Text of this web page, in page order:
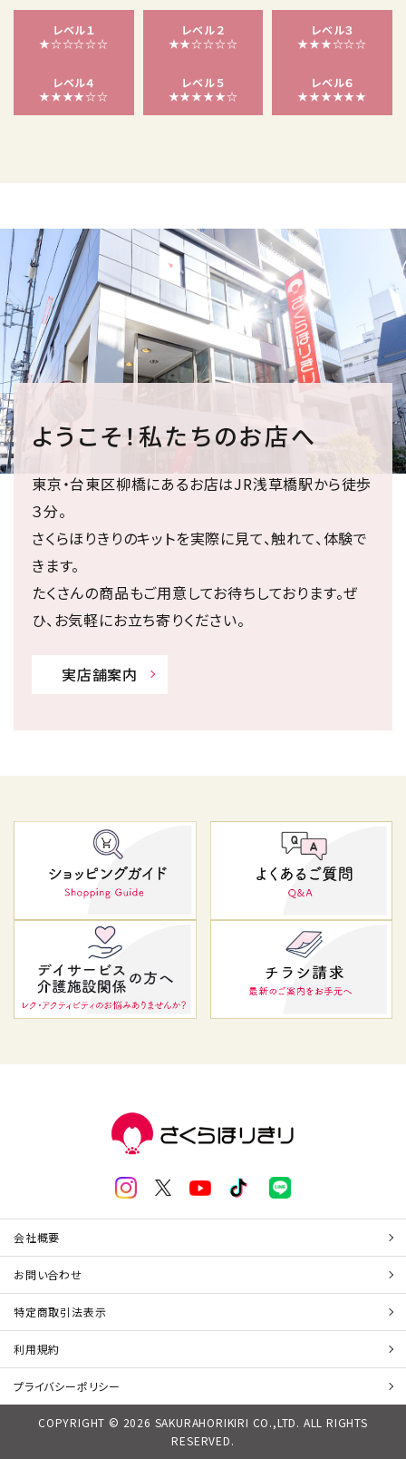
レベル１
★☆☆☆☆☆
レベル２
★★☆☆☆☆
レベル３
★★★☆☆☆
レベル４
★★★★☆☆
レベル５
★★★★★☆
レベル６
★★★★★★
ようこそ！私たちのお店へ
東京・台東区柳橋にあるお店はJR浅草橋駅から徒歩
３分。
さくらほりきりのキットを実際に見て、触れて、体験で
きます。
たくさんの商品もご用意してお待ちしております。ぜ
ひ、お気軽にお立ち寄りください。
実店舗案内
会社概要
お問い合わせ
特定商取引法表示
利用規約
プライバシーポリシー
COPYRIGHT © 2026 SAKURAHORIKIRI CO.,LTD. ALL RIGHTS
RESERVED.